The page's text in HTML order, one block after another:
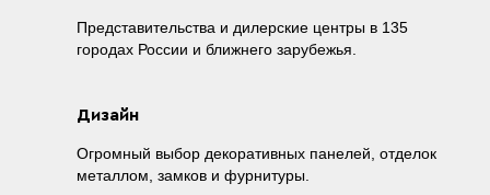
Представительства и дилерские центры в 135
городах России и ближнего зарубежья.
Дизайн
Огромный выбор декоративных панелей, отделок
металлом, замков и фурнитуры.